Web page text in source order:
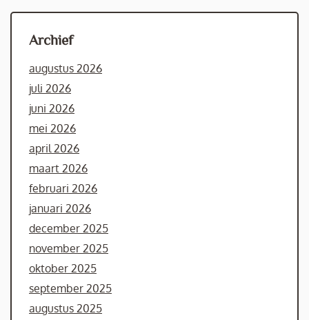
Archief
augustus 2026
juli 2026
juni 2026
mei 2026
april 2026
maart 2026
februari 2026
januari 2026
december 2025
november 2025
oktober 2025
september 2025
augustus 2025